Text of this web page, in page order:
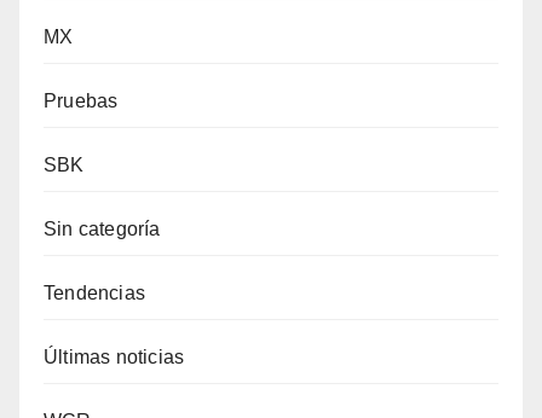
MX
Pruebas
SBK
Sin categoría
Tendencias
Últimas noticias